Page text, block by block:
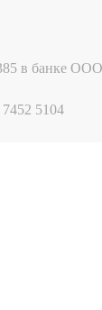
в банке
5104